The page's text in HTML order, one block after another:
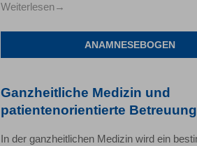
Weiterlesen
ANAMNESEBOGEN
Ganzheitliche Medizin und
patientenorientierte Betreuung
In der ganzheitlichen Medizin wird ein